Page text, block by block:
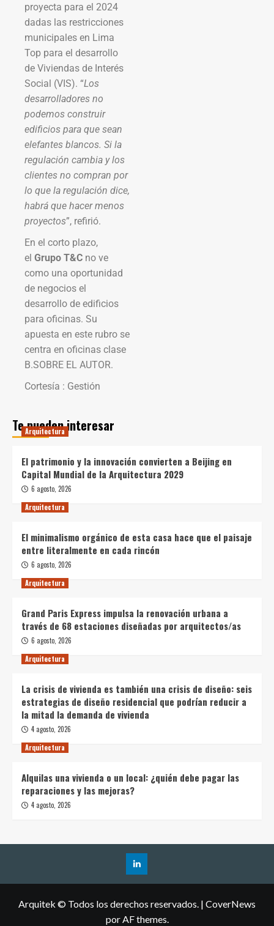
proyecta para el 2024
dadas las restricciones
municipales en Lima
Top para el desarrollo
de Viviendas de Interés
Social (VIS). “Los
desarrolladores no
podemos construir
edificios para que sean
elefantes blancos. Si la
regulación cambia y los
clientes no compran por
lo que la regulación dice,
habrá que hacer menos
proyectos”, refirió.
En el corto plazo,
el Grupo T&C no ve
como una oportunidad
de negocios el
desarrollo de edificios
para oficinas. Su
apuesta en este rubro se
centra en oficinas clase
B.SOBRE EL AUTOR.
Cortesía : Gestión
Te pueden interesar
Arquitectura
El patrimonio y la innovación convierten a Beijing en
Capital Mundial de la Arquitectura 2029
6 agosto, 2026
Arquitectura
El minimalismo orgánico de esta casa hace que el paisaje
entre literalmente en cada rincón
6 agosto, 2026
Arquitectura
Grand Paris Express impulsa la renovación urbana a
través de 68 estaciones diseñadas por arquitectos/as
6 agosto, 2026
Arquitectura
La crisis de vivienda es también una crisis de diseño: seis
estrategias de diseño residencial que podrían reducir a
la mitad la demanda de vivienda
4 agosto, 2026
Arquitectura
Alquilas una vivienda o un local: ¿quién debe pagar las
reparaciones y las mejoras?
4 agosto, 2026
Arquitek © Todos los derechos reservados. | CoverNews
por AF themes.